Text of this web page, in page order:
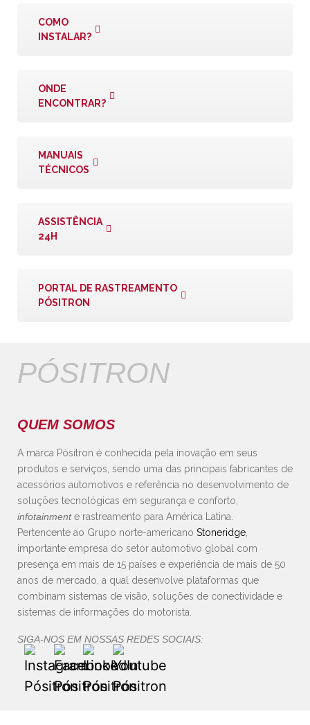
COMO
INSTALAR?
ONDE
ENCONTRAR?
MANUAIS
TÉCNICOS
ASSISTÊNCIA
24H
PORTAL DE RASTREAMENTO
PÓSITRON
PÓSITRON
QUEM SOMOS
A marca Pósitron é conhecida pela inovação em seus
produtos e serviços, sendo uma das principais fabricantes de
acessórios automotivos e referência no desenvolvimento de
soluções tecnológicas em segurança e conforto,
infotainmente rastreamento para América Latina.
Pertencente ao Grupo norte-americano Stoneridge
importante empresa do setor automotivo global com
presença em mais de 15 países e experiência de mais de 50
anos de mercado, a qual desenvolve plataformas que
combinam sistemas de visão, soluções de conectividade e
sistemas de informações do motorista.
SIGA-NOS EM NOSSAS REDES SOCIAIS: